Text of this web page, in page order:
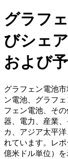
グラフ
びシェ
および
グラフェン電池
ン電池、グラフ
フェン電池、そ
器、電力、産業
カ、アジア太平
れています。レ
億米ドル単位）を